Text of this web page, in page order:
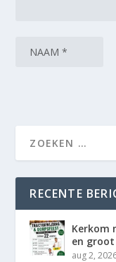
RECENTE
Kerkom
en
aug 2,